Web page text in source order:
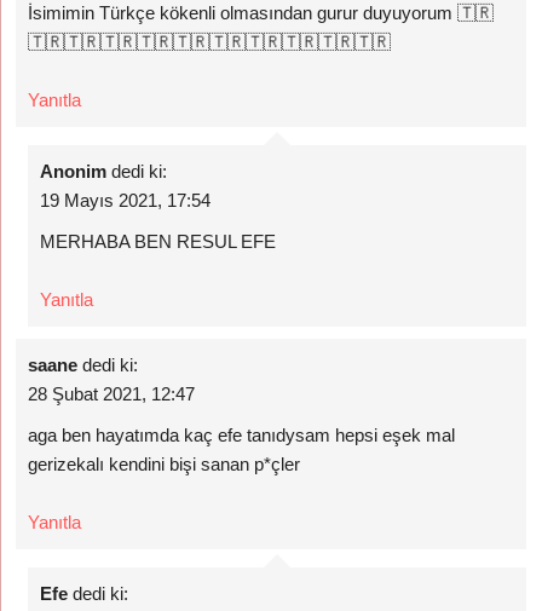
İsimimin Türkçe kökenli olmasından gurur duyuyorum 🇹🇷
🇹🇷🇹🇷🇹🇷🇹🇷🇹🇷🇹🇷🇹🇷🇹🇷🇹🇷🇹🇷
Yanıtla
Anonim dedi ki:
19 Mayıs 2021, 17:54
MERHABA BEN RESUL EFE
Yanıtla
saane dedi ki:
28 Şubat 2021, 12:47
aga ben hayatımda kaç efe tanıdysam hepsi eşek mal
gerizekalı kendini bişi sanan p*çler
Yanıtla
Efe dedi ki: